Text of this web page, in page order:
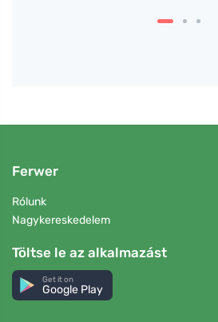
Ferwer
Rólunk
Nagykereskedelem
Töltse le az alkalmazást
Get it on
Google Play